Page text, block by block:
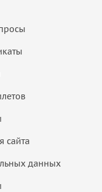
сайта
данных